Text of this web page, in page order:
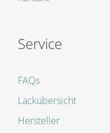
Service
FAQs
Lackübersicht
Hersteller